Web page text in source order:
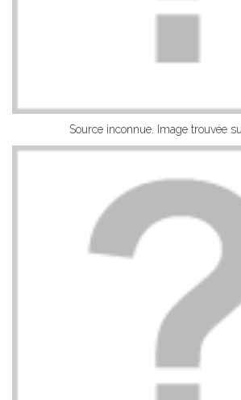
Source inconnue. Image trouvée